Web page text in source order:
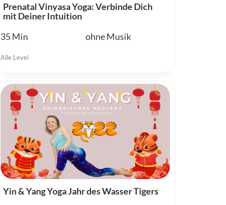
Prenatal Vinyasa Yoga: Verbinde Dich
mit Deiner Intuition
35
ohne Musik
Alle Level
Yin & Yang Yoga Jahr des Wasser Tigers